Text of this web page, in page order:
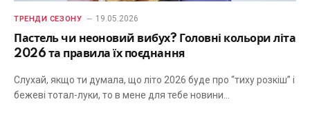
ТРЕНДИ СЕЗОНУ 19.05.2026
Пастель чи неоновий вибух? Головні кольори літа
2026 та правила їх поєднання
Слухай, якщо ти думала, що літо 2026 буде про “тиху розкіш” і
бежеві тотал-луки, то в мене для тебе новини…